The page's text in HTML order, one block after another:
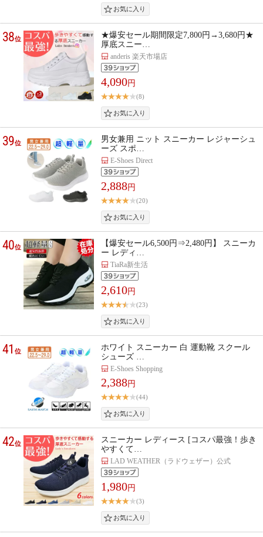
38位
★爆安セール期間限定7,800円→3,680円★
厚底スニー…
anderis 楽天市場店
4,090円
(8)
39位
男女兼用 ニット スニーカー レジャーシュ
ーズ スポ…
E-Shoes Direct
2,888円
(20)
40位
【爆安セール6,500円⇒2,480円】 スニーカ
ー レディ…
TiaRa新生活
2,610円
(23)
41位
ホワイト スニーカー 白 運動靴 スクール
シューズ …
E-Shoes Shopping
2,388円
(44)
42位
スニーカー レディース [コスパ最強！歩き
やすくて…
LAD WEATHER（ラドウェザー）公式
1,980円
(3)